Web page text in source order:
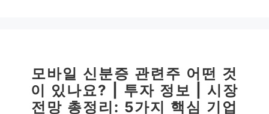
모바일 신분증 관련주 어떤 것
이 있나요? | 투자 정보 | 시장
전망 총정리: 5가지 핵심 기업